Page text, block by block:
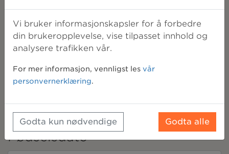
E-post*
Mobilnummer*
Aldersgrense for kreftforsikringen — les mer
Fødselsdato*
Vi bruker informasjonskapsler for å forbedre
din brukeropplevelse, vise tilpasset innhold og
analysere trafikken vår.
For mer informasjon, vennligst les vår
personvernerklæring.
Godta kun nødvendige Godta alle